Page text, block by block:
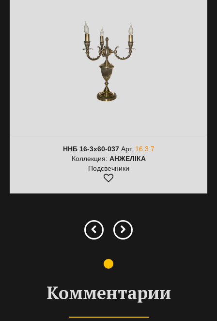
ННБ 16-3х60-037Арт. 16,3,7
Коллекция: АНЖЕЛІКА
Подсвечники
Комментарии